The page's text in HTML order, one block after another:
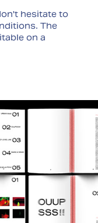
hesitate to
The
on a